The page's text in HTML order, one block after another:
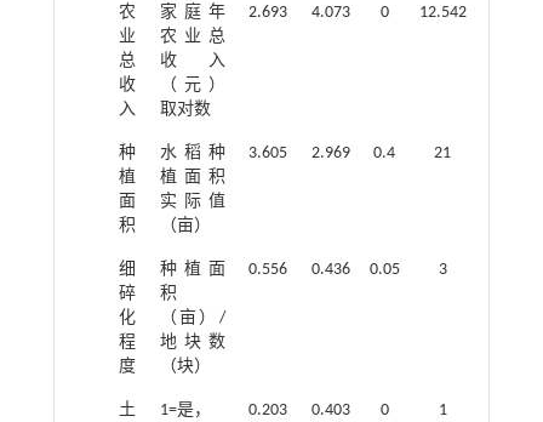
农
业
总
收
入
家庭年
农业总
收入
（元）
取对数
2.693 4.073 0 12.542
种
植
面
积
水稻种
植面积
实际值
（亩）
3.605 2.969 0.4 21
细
碎
化
程
度
种植面
积
（亩）/
地块数
（块）
0.556 0.436 0.05 3
土
1=是，
0.203 0.403 0 1